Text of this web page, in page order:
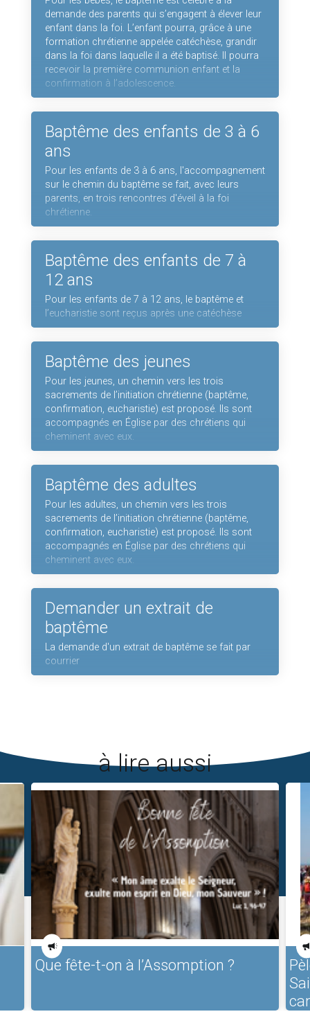
demande des parents qui s’engagent à élever leur
enfant dans la foi. L’enfant pourra, grâce à une
formation chrétienne appelée catéchèse, grandir
dans la foi dans laquelle il a été baptisé. Il pourra
recevoir la première communion enfant et la
confirmation à l’adolescence.
Baptême des enfants de 3 à 6
ans
Pour les enfants de 3 à 6 ans, l'accompagnement
sur le chemin du baptême se fait, avec leurs
parents, en trois rencontres d'éveil à la foi
chrétienne.
Baptême des enfants de 7 à
12 ans
Pour les enfants de 7 à 12 ans, le baptême et
l’eucharistie sont reçus après une catéchèse
Baptême des jeunes
Pour les jeunes, un chemin vers les trois
sacrements de l’initiation chrétienne (baptême,
confirmation, eucharistie) est proposé. Ils sont
accompagnés en Église par des chrétiens qui
cheminent avec eux.
Baptême des adultes
Pour les adultes, un chemin vers les trois
sacrements de l’initiation chrétienne (baptême,
confirmation, eucharistie) est proposé. Ils sont
accompagnés en Église par des chrétiens qui
cheminent avec eux.
Demander un extrait de
baptême
La demande d'un extrait de baptême se fait par
courrier
à lire aussi
Que fête-t-on à l’Assomption ?